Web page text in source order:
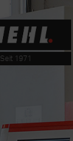
Seit 1971